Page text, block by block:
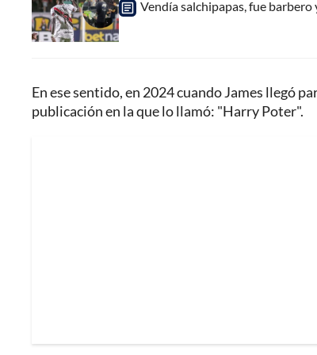
Vendía salchipapas, fue
En ese sentido, en 2024 cuando James llegó
publicación en la que lo llamó: "Harry Poter".